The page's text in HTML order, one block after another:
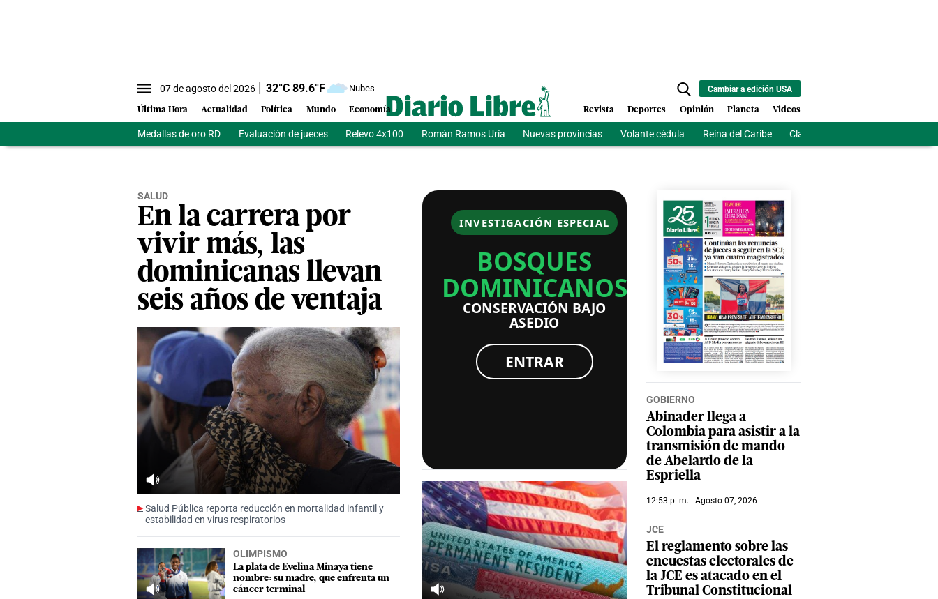
07 de agosto del 2026 32°C 89.6°F Nubes
Última Hora Actualidad Política Mundo Economía
Cambiar a edición USA
Revista Deportes Opinión Planeta Videos
Medallas de oro RD Evaluación de jueces Relevo 4x100 Román Ramos Uría Nuevas provincias Volante cédula Reina del Caribe Clausura Juegos
SALUD
En la carrera por
vivir más, las
dominicanas llevan
seis años de ventaja
Salud Pública reporta reducción en mortalidad infantil y
estabilidad en virus respiratorios
OLIMPISMO
La plata de Evelina Minaya tiene
nombre: su madre, que enfrenta un
cáncer terminal
INVESTIGACIÓN ESPECIAL
BOSQUES
DOMINICANOS
CONSERVACIÓN BAJO
ASEDIO
ENTRAR
GOBIERNO
Abinader llega a
Colombia para asistir a la
transmisión de mando
de Abelardo de la
Espriella
12:53 p. m. | Agosto 07, 2026
JCE
El reglamento sobre las
encuestas electorales de
la JCE es atacado en el
Tribunal Constitucional